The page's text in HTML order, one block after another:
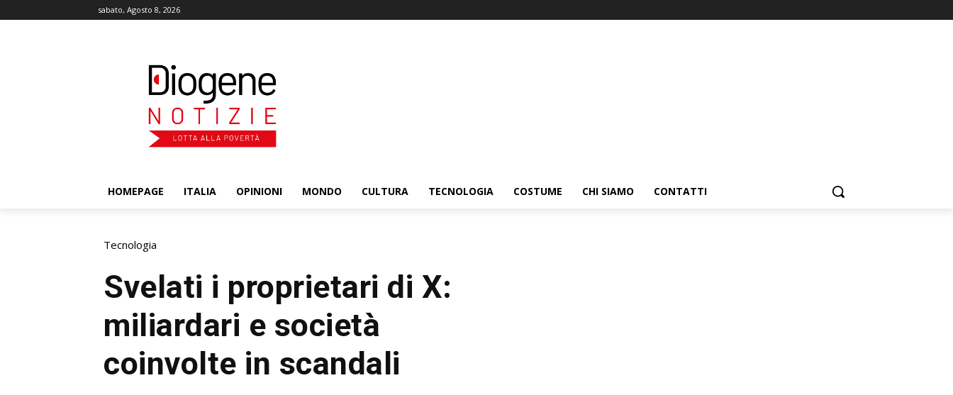
sabato, Agosto 8, 2026
HOMEPAGE ITALIA OPINIONI MONDO CULTURA TECNOLOGIA COSTUME CHI SIAMO CONTATTI
Tecnologia
Svelati i proprietari di X:
miliardari e società
coinvolte in scandali